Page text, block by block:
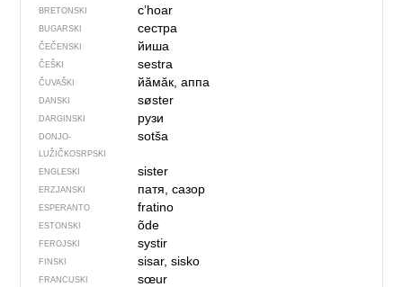
BRETONSKI c’hoar
BUGARSKI сестра
ČEČENSKI йиша
ČEŠKI sestra
ČUVAŠKI йӑмӑк, аппа
DANSKI søster
DARGINSKI рузи
DONJO­
LUŽIČKOSRPSKI
sotša
ENGLESKI sister
ERZJANSKI патя, сазор
ESPERANTO fratino
ESTONSKI õde
FEROJSKI systir
FINSKI sisar, sisko
FRANCUSKI sœur